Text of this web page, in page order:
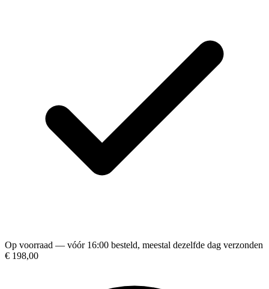
Op voorraad — vóór 16:00 besteld, meestal dezelfde dag verzonden
€ 198,00